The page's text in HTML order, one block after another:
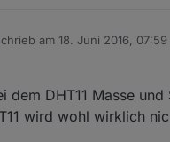
am 18. Juni 2016, 07:59
editiert von
dem DHT11 Masse
wird wohl wirklich